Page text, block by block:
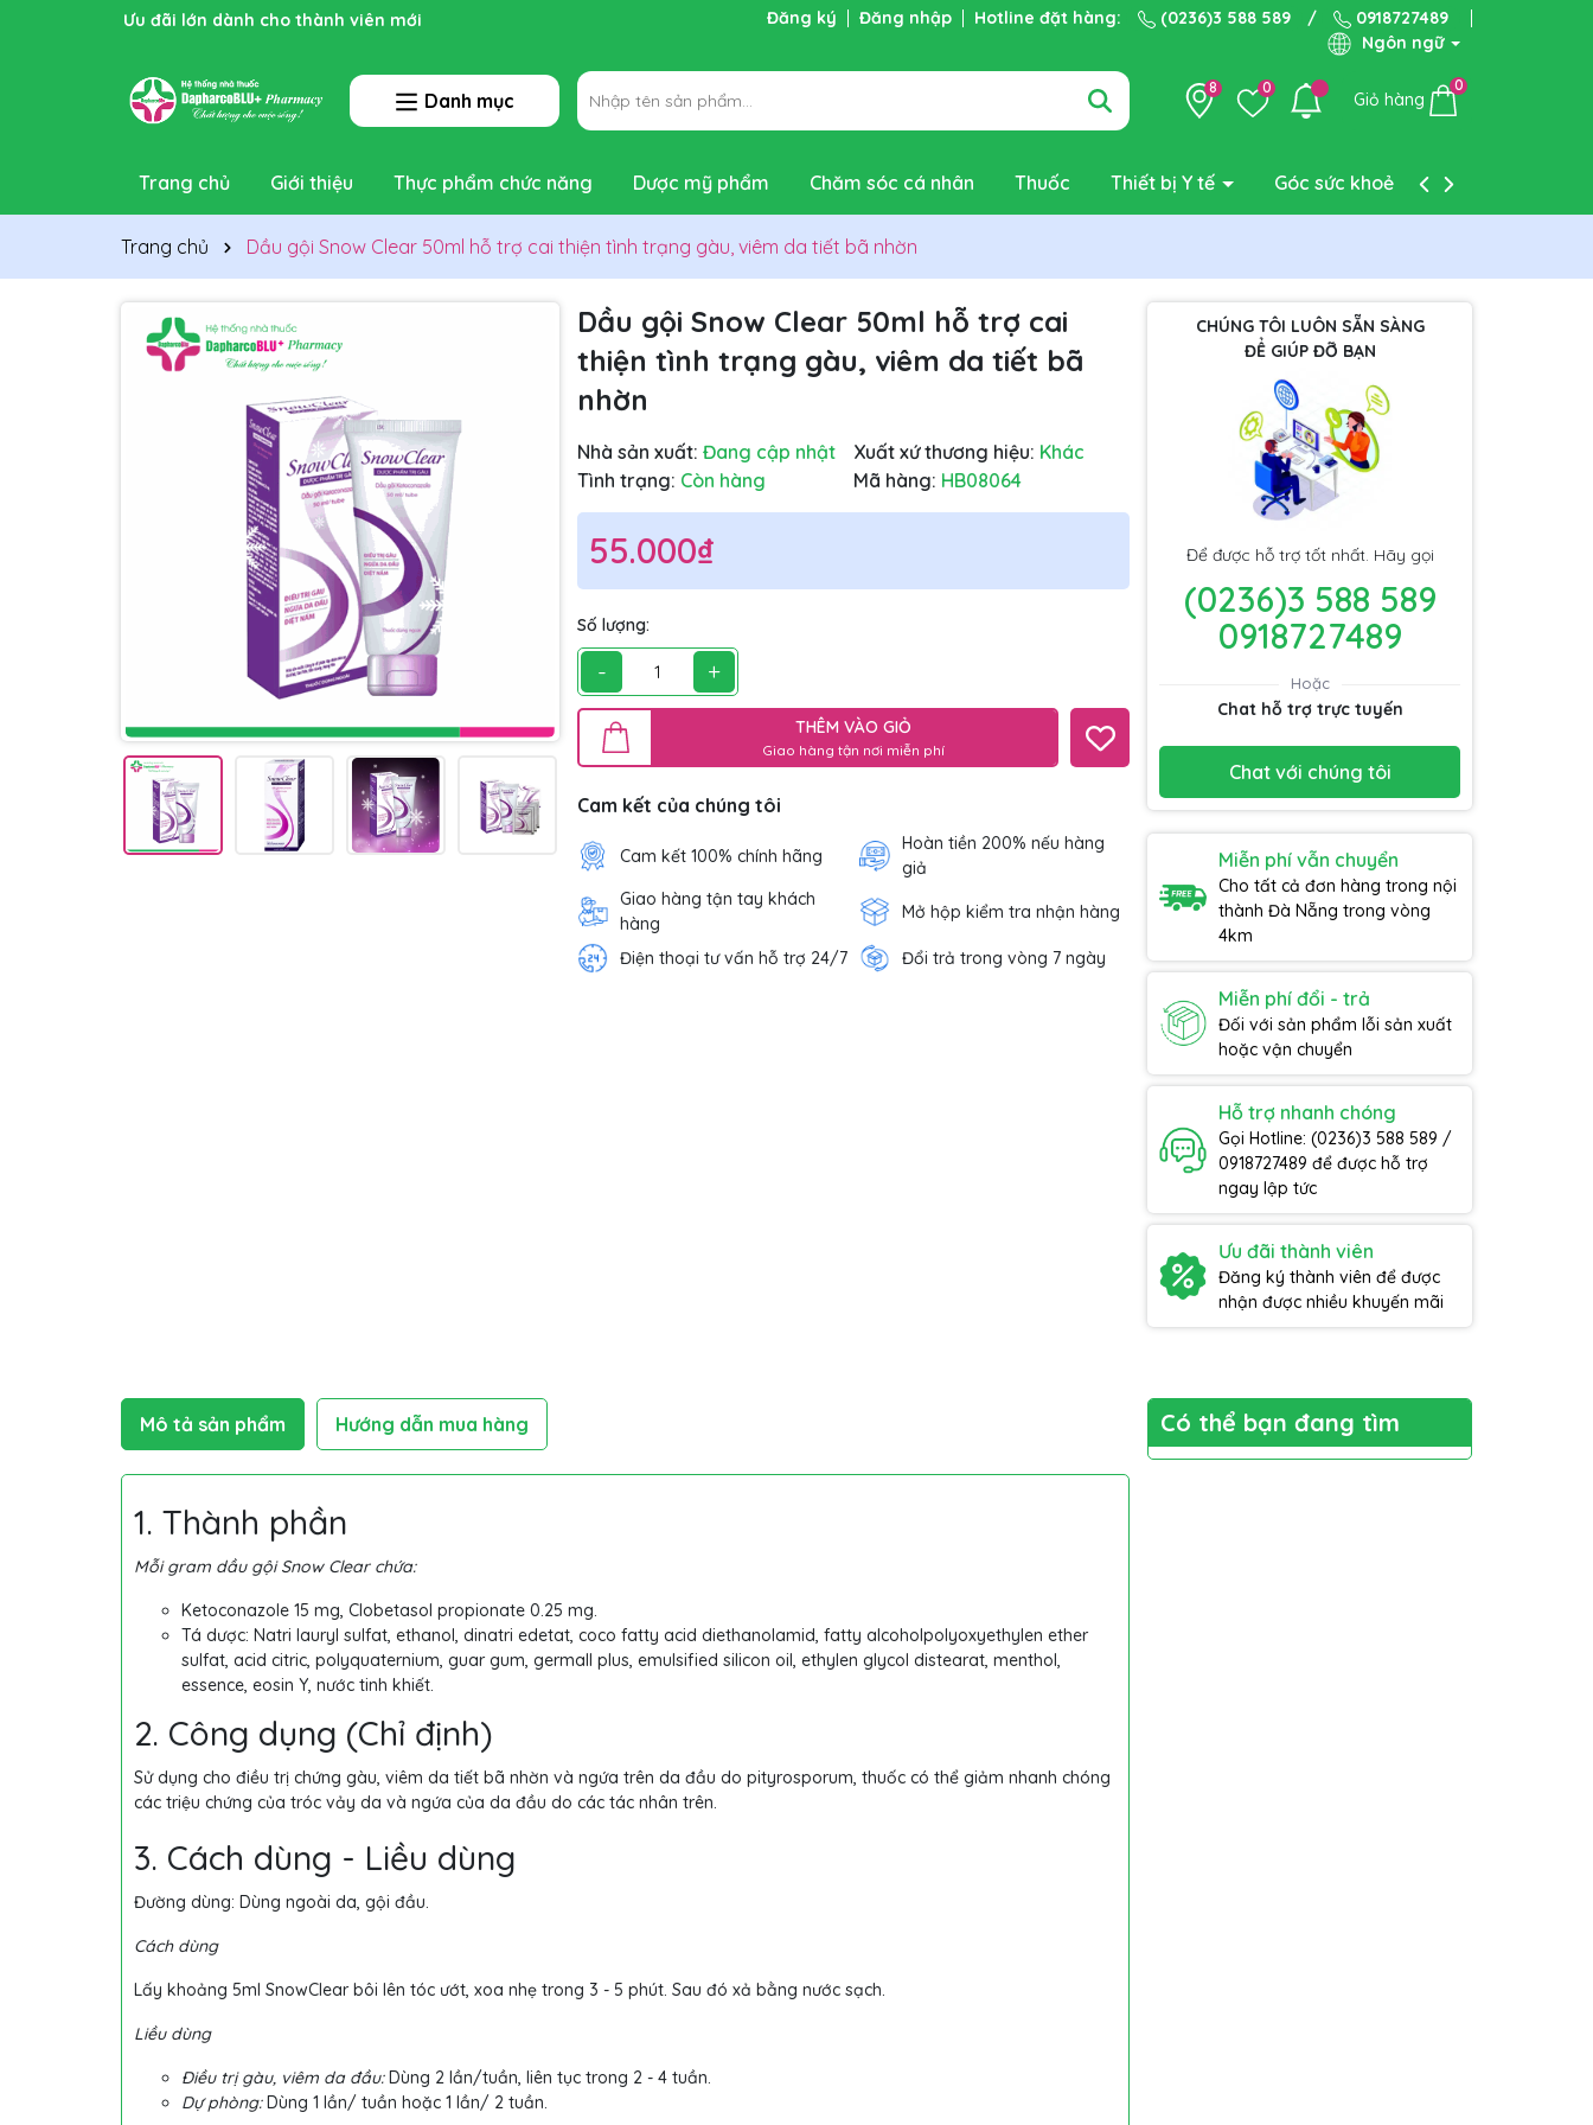
Ưu đãi lớn dành cho thành viên mới Đăng ký Đăng nhập Hotline đặt hàng: (0236)3 588 589 /
0918727489
Ngôn ngữ
Danh mục
8 0
Giỏ hàng
0
Trang chủ Giới thiệu Thực phẩm chức năng Dược mỹ phẩm Chăm sóc cá nhân Thuốc Thiết bị Y tế Góc sức khoẻ Liên hệ
Trang chủ Dầu gội Snow Clear 50ml hỗ trợ cai thiện tình trạng gàu, viêm da tiết bã nhờn
Dầu gội Snow Clear 50ml hỗ trợ cai
thiện tình trạng gàu, viêm da tiết bã
nhờn
Nhà sản xuất: Đang cập nhật Xuất xứ thương hiệu: Khác
Tình trạng: Còn hàng Mã hàng: HB08064
55.000₫
Số lượng:
- +
THÊM VÀO GIỎ
Giao hàng tận nơi miễn phí
Cam kết của chúng tôi
Cam kết 100% chính hãng
Hoàn tiền 200% nếu hàng
giả
Giao hàng tận tay khách
hàng
Mở hộp kiểm tra nhận hàng
Điện thoại tư vấn hỗ trợ 24/7 Đổi trả trong vòng 7 ngày
CHÚNG TÔI LUÔN SẴN SÀNG
ĐỂ GIÚP ĐỠ BẠN
Để được hỗ trợ tốt nhất. Hãy gọi
(0236)3 588 589
0918727489
Hoặc
Chat hỗ trợ trực tuyến
Chat với chúng tôi
Miễn phí vẫn chuyển
Cho tất cả đơn hàng trong nội
thành Đà Nẵng trong vòng
4km
Miễn phí đổi - trả
Đối với sản phẩm lỗi sản xuất
hoặc vận chuyển
Hỗ trợ nhanh chóng
Gọi Hotline: (0236)3 588 589 /
0918727489 để được hỗ trợ
ngay lập tức
Ưu đãi thành viên
Đăng ký thành viên để được
nhận được nhiều khuyến mãi
Mô tả sản phẩm Hướng dẫn mua hàng
1. Thành phần
Mỗi gram dầu gội Snow Clear chứa:
Ketoconazole 15 mg, Clobetasol propionate 0.25 mg.
Tá dược: Natri lauryl sulfat, ethanol, dinatri edetat, coco fatty acid diethanolamid, fatty alcoholpolyoxyethylen ether
sulfat, acid citric, polyquaternium, guar gum, germall plus, emulsified silicon oil, ethylen glycol distearat, menthol,
essence, eosin Y, nước tinh khiết.
2. Công dụng (Chỉ định)
Sử dụng cho điều trị chứng gàu, viêm da tiết bã nhờn và ngứa trên da đầu do pityrosporum, thuốc có thể giảm nhanh chóng
các triệu chứng của tróc vảy da và ngứa của da đầu do các tác nhân trên.
3. Cách dùng - Liều dùng
Đường dùng: Dùng ngoài da, gội đầu.
Cách dùng
Lấy khoảng 5ml SnowClear bôi lên tóc ướt, xoa nhẹ trong 3 - 5 phút. Sau đó xả bằng nước sạch.
Liều dùng
Điều trị gàu, viêm da đầu:Dùng 2 lần/tuần, liên tục trong 2 - 4 tuần.
Dự phòng:Dùng 1 lần/ tuần hoặc 1 lần/ 2 tuần.
Có thể bạn đang tìm